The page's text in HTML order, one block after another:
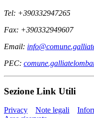
Tel: +390332947265
Fax: +390332949607
Email:
PEC:
Sezione Link Utili
Privacy Note legali